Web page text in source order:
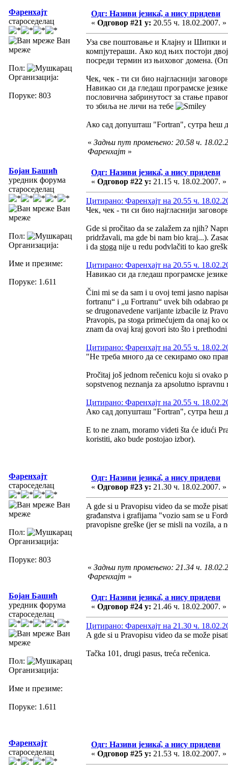
Фаренхајт
староседелац
Ван
мреже
Пол:
Организација:
Поруке: 803
Одг: Називи језика̂, а нису придеви
« Одговор #21 у: 20.55 ч. 18.02.2007. »
Уза све поштовање и Клајну и Шипки и
компјутераши. Ако код њих постоји
посреди термин из њиховог домена.
Чек, чек - ти си био најгласнији
Навикао си да гледаш програмске
пословична забринутост за стање
то збиља не личи на тебе
Ако сад допушташ "Fortran", сутра ћеш
« Задњи пут промењено: 20.58 ч.
Фаренхајт »
Бојан Башић
уредник форума
староседелац
Ван
мреже
Пол:
Организација:
Име и презиме:
Поруке: 1.611
Одг: Називи језика̂, а нису придеви
« Одговор #22 у: 21.15 ч. 18.02.2007. »
Цитирано: Фаренхајт на 20.55 ч.
Чек, чек - ти си био најгласнији
Gde si pročitao da se zalažem za njih?
pridržavali, ma gde bi nam bio kraj...).
i da stoga nije u redu podvlačiti to kao
Цитирано: Фаренхајт на 20.55 ч.
Навикао си да гледаш програмске
Čini mi se da sam i u ovoj temi jasno
fortranu“ i „u Fortranu“ uvek bih odabrao
se drugonavedene varijante izbacile iz
Pravopis, pa stoga primećujem da onaj ko
znam da ovaj kraj govori isto što i prethodni
Цитирано: Фаренхајт на 20.55 ч.
"Не треба много да се секирамо око
Pročitaj još jednom rečenicu koju si ovako
sopstvenog neznanja za apsolutno ispravnu
Цитирано: Фаренхајт на 20.55 ч.
Ако сад допушташ "Fortran", сутра ћеш
E to ne znam, moramo videti šta će idući
koristiti, ako bude postojao izbor).
Фаренхајт
староседелац
Ван
мреже
Пол:
Организација:
Поруке: 803
Одг: Називи језика̂, а нису придеви
« Одговор #23 у: 21.30 ч. 18.02.2007. »
A gde si u Pravopisu video da se može
građanstva i grafijama "vozio sam se u
pravopisne greške (jer se misli na vozila, a
« Задњи пут промењено: 21.34 ч.
Фаренхајт »
Бојан Башић
уредник форума
староседелац
Ван
мреже
Пол:
Организација:
Име и презиме:
Поруке: 1.611
Одг: Називи језика̂, а нису придеви
« Одговор #24 у: 21.46 ч. 18.02.2007. »
Цитирано: Фаренхајт на 21.30 ч.
A gde si u Pravopisu video da se može
Tačka 101, drugi pasus, treća rečenica.
Фаренхајт
староседелац
Одг: Називи језика̂, а нису придеви
« Одговор #25 у: 21.53 ч. 18.02.2007. »